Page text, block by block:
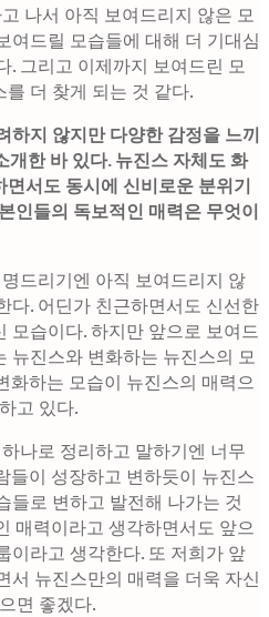
나서 아직 보여드리지 않은 모
여드릴 모습들에 대해 더 기대심
. 그리고 이제까지 보여드린 모
더 찾게 되는 것 같다.
하지 않지만 다양한 감정을 느끼
개한 바 있다. 뉴진스 자체도 화
서도 동시에 신비로운 분위기
인들의 독보적인 매력은 무엇이
드리기엔 아직 보여드리지 않
다. 어딘가 친근하면서도 신선한
모습이다. 하지만 앞으로 보여드
뉴진스와 변화하는 뉴진스의 모
화하는 모습이 뉴진스의 매력으
고 있다.
나로 정리하고 말하기엔 너무
들이 성장하고 변하듯이 뉴진스
들로 변하고 발전해 나가는 것
매력이라고 생각하면서도 앞으
이라고 생각한다. 또 저희가 앞
서 뉴진스만의 매력을 더욱 자신
면 좋겠다.